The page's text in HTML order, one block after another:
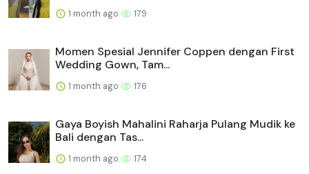
1 month ago 179
Momen Spesial Jennifer Coppen dengan First
Wedding Gown, Tam...
1 month ago 176
Gaya Boyish Mahalini Raharja Pulang Mudik ke
Bali dengan Tas...
1 month ago 174